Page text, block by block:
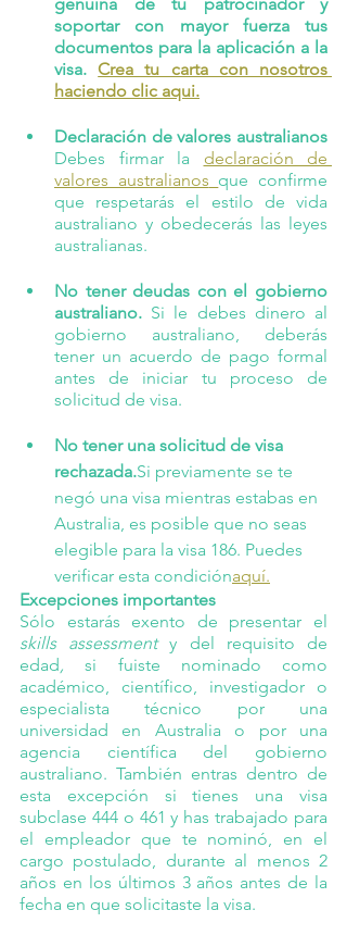
soportar con mayor fuerza tus
documentos para la aplicación a la
visa. Crea tu carta con nosotros
haciendo clic aqui.
Debes firmar la declaración de
valores australianos que confirme
que respetarás el estilo de vida
australiano y obedecerás las leyes
australianas.
No tener deudas con el gobierno
australiano. Si le debes dinero al
gobierno australiano, deberás
tener un acuerdo de pago formal
antes de iniciar tu proceso de
solicitud de visa.
No tener una solicitud de visa
rechazada.Si previamente se te
negó una visa mientras estabas en
Australia, es posible que no seas
elegible para la visa 186. Puedes
verificar esta condiciónaquí.
Excepciones importantes
skills assessment y del requisito de
edad, si fuiste nominado como
académico, científico, investigador o
especialista técnico por una
universidad en Australia o por una
agencia científica del gobierno
australiano. También entras dentro de
esta excepción si tienes una visa
subclase 444 o 461 y has trabajado para
el empleador que te nominó, en el
cargo postulado, durante al menos 2
años en los últimos 3 años antes de la
fecha en que solicitaste la visa.